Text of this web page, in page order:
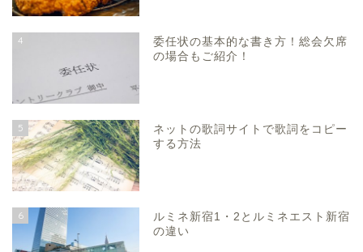
4
委任状の基本的な書き方！総会欠席
の場合もご紹介！
5
ネットの歌詞サイトで歌詞をコピー
する方法
6
ルミネ新宿1・2とルミネエスト新宿
の違い